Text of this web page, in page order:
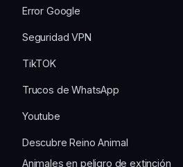
Error Google
Seguridad VPN
TikTOK
Trucos de WhatsApp
Youtube
Descubre Reino Animal
Animales en peligro de extinción